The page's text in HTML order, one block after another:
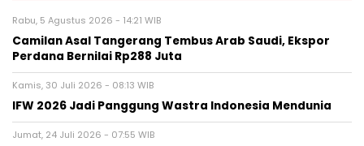
Rabu, 5 Agustus 2026 - 14:21 WIB
Camilan Asal Tangerang Tembus Arab Saudi, Ekspor
Perdana Bernilai Rp288 Juta
Kamis, 30 Juli 2026 - 08:13 WIB
IFW 2026 Jadi Panggung Wastra Indonesia Mendunia
Jumat, 24 Juli 2026 - 07:55 WIB